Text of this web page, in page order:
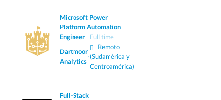
Microsoft Power
Platform Automation
Engineer
Full time
Dartmoor
Analytics
·
Remoto
(Sudamérica y
Centroamérica)
Full-Stack